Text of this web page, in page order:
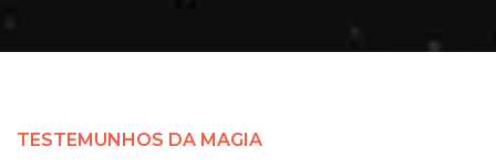
TESTEMUNHOS DA MAGIA